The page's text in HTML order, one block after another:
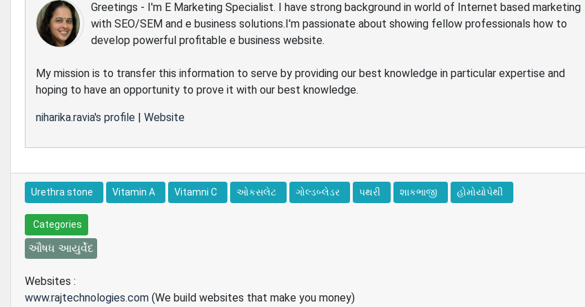
Greetings - I'm E Marketing Specialist. I have strong background in world of Internet based marketing
with SEO/SEM and e business solutions.I'm passionate about showing fellow professionals how to
develop powerful profitable e business website.
My mission is to transfer this information to serve by providing our best knowledge in particular expertise and
hoping to have an opportunity to prove it with our best knowledge.
niharika.ravia's profile | Website
Urethra stone Vitamin A Vitamni C ઓકસલેટ ગોલ્ડબ્લેડર પથરી શાકભાજી હોમોયોપેથી
Categories
ઔષધ આયુર્વેદ
Websites :
www.rajtechnologies.com (We build websites that make you money)